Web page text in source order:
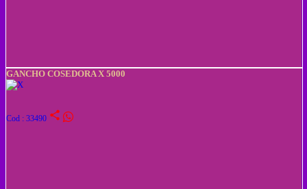
GANCHO COSEDORA X 5000
Cod : 33490 share